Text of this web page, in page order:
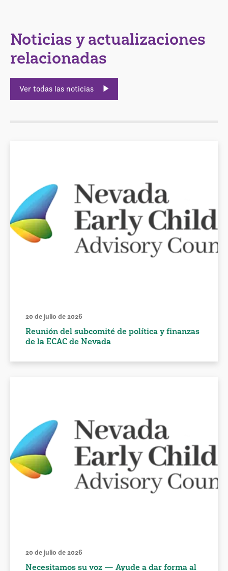
Noticias y actualizaciones
relacionadas
Ver todas las noticias
20 de julio de 2026
Reunión del subcomité de política y finanzas
de la ECAC de Nevada
20 de julio de 2026
Necesitamos su voz — Ayude a dar forma al